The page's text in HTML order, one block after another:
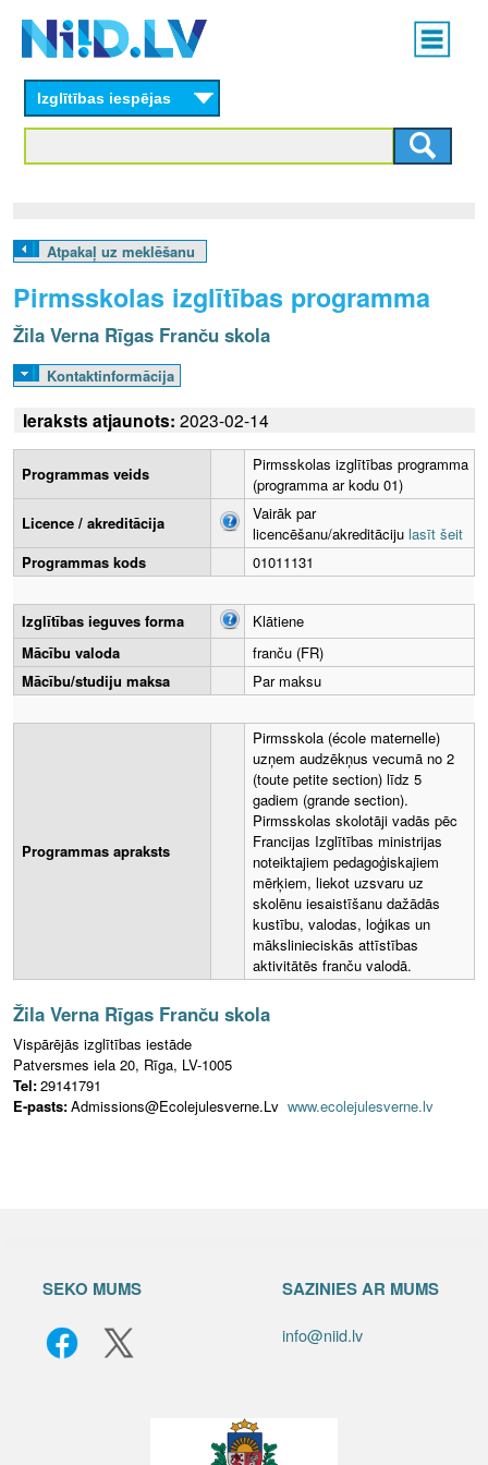
content
Main
menu
L
V
Izglītības iespējas
Atpakaļ uz meklēšanu
Pirmsskolas izglītības programma
Žila Verna Rīgas Franču skola
Kontaktinformācija
Ieraksts atjaunots: 2023-02-14
Programmas veids
Pirmsskolas izglītības programma
(programma ar kodu 01)
Licence / akreditācija
Vairāk par
licencēšanu/akreditāciju lasīt šeit
Programmas kods
01011131
Izglītības ieguves forma
Klātiene
Mācību valoda
franču (FR)
Mācību/studiju maksa
Par maksu
Programmas apraksts
Pirmsskola (école maternelle)
uzņem audzēkņus vecumā no 2
(toute petite section) līdz 5
gadiem (grande section).
Pirmsskolas skolotāji vadās pēc
Francijas Izglītības ministrijas
noteiktajiem pedagoģiskajiem
mērķiem, liekot uzsvaru uz
skolēnu iesaistīšanu dažādās
kustību, valodas, loģikas un
mākslinieciskās attīstības
aktivitātēs franču valodā.
Žila Verna Rīgas Franču skola
Vispārējās izglītības iestāde
Patversmes iela 20, Rīga, LV-1005
Tel:29141791
E-pasts:Admissions@Ecolejulesverne.Lv www.ecolejulesverne.lv
SEKO MUMS SAZINIES AR MUMS
info@niid.lv